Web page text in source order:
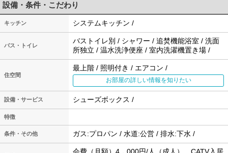
設備・条件・こだわり
キッチン システムキッチン /
バス・トイレ
バストイレ別 / シャワー / 追焚機能浴室 / 洗面
所独立 / 温水洗浄便座 / 室内洗濯機置き場 /
住空間
最上階 / 照明付き / エアコン /
お部屋の詳しい情報を知りたい
設備・サービス シューズボックス /
特徴
条件・その他 ガス:プロパン / 水道:公営 / 排水:下水 /